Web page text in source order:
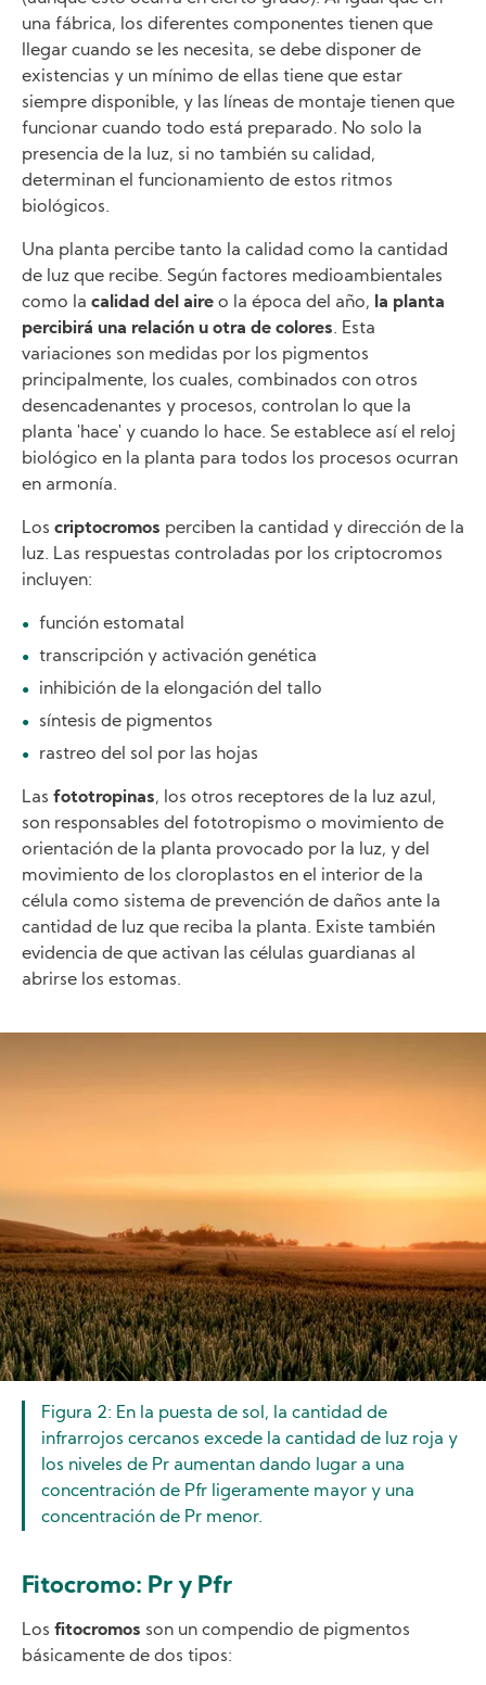
una fábrica, los diferentes componentes tienen que
llegar cuando se les necesita, se debe disponer de
existencias y un mínimo de ellas tiene que estar
siempre disponible, y las líneas de montaje tienen que
funcionar cuando todo está preparado. No solo la
presencia de la luz, si no también su calidad,
determinan el funcionamiento de estos ritmos
biológicos.
Una planta percibe tanto la calidad como la cantidad
de luz que recibe. Según factores medioambientales
como la calidad del aire o la época del año, la planta
percibirá una relación u otra de colores. Esta
variaciones son medidas por los pigmentos
principalmente, los cuales, combinados con otros
desencadenantes y procesos, controlan lo que la
planta 'hace' y cuando lo hace. Se establece así el reloj
biológico en la planta para todos los procesos ocurran
en armonía.
Los criptocromos perciben la cantidad y dirección de la
luz. Las respuestas controladas por los criptocromos
incluyen:
función estomatal
transcripción y activación genética
inhibición de la elongación del tallo
síntesis de pigmentos
rastreo del sol por las hojas
Las fototropinas, los otros receptores de la luz azul,
son responsables del fototropismo o movimiento de
orientación de la planta provocado por la luz, y del
movimiento de los cloroplastos en el interior de la
célula como sistema de prevención de daños ante la
cantidad de luz que reciba la planta. Existe también
evidencia de que activan las células guardianas al
abrirse los estomas.
Figura 2: En la puesta de sol, la cantidad de
infrarrojos cercanos excede la cantidad de luz roja y
los niveles de Pr aumentan dando lugar a una
concentración de Pfr ligeramente mayor y una
concentración de Pr menor.
Fitocromo: Pr y Pfr
Los fitocromos son un compendio de pigmentos
básicamente de dos tipos: